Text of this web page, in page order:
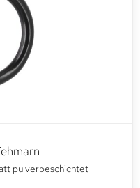
pulverbeschichtet